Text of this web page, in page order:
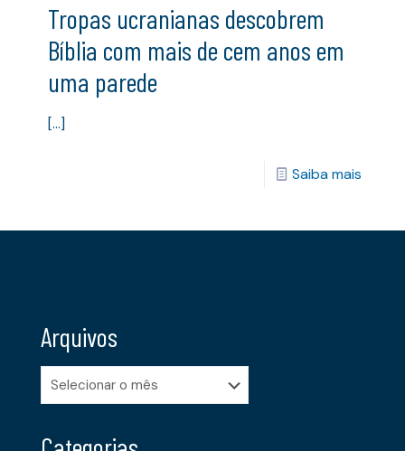
Tropas ucranianas descobrem
Bíblia com mais de cem anos em
uma parede
[…]
Saiba mais
Arquivos
Arquivos